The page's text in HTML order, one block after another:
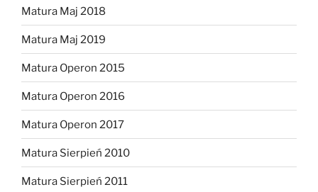
Matura Maj 2018
Matura Maj 2019
Matura Operon 2015
Matura Operon 2016
Matura Operon 2017
Matura Sierpień 2010
Matura Sierpień 2011